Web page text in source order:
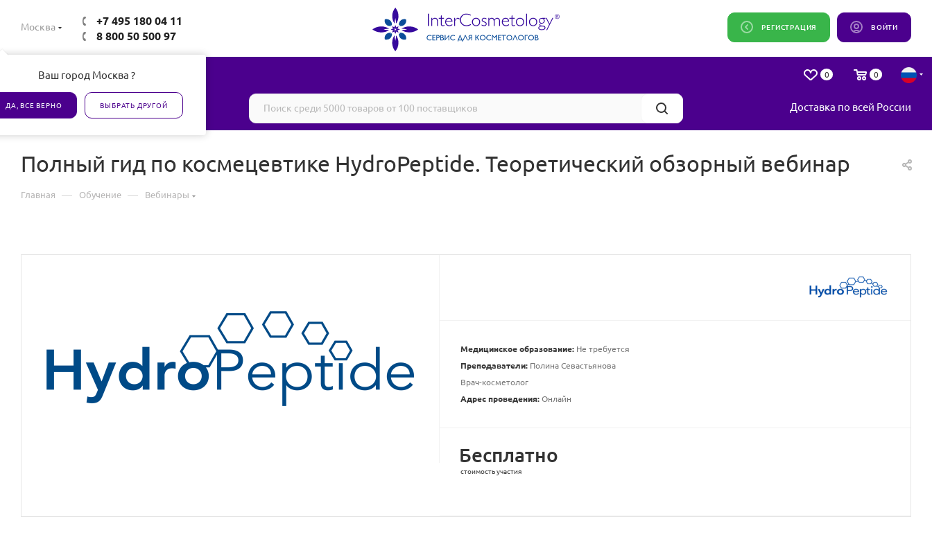
Москва
Ваш город Москва ?
ДА, ВСЕ ВЕРНО ВЫБРАТЬ ДРУГОЙ
+7 495 180 04 11
8 800 50 500 97
ВОЙТИ
РЕГИСТРАЦИЯ
0 0
Все товары сертифицированы Доставка по всей России
Полный гид по космецевтике HydroPeptide. Теоретический обзорный вебинар
Главная — Обучение — Вебинары
Медицинское образование:Не требуется
Преподаватели:Полина Севастьянова
Врач-косметолог
Адрес проведения:Онлайн
Бесплатно
стоимость участия